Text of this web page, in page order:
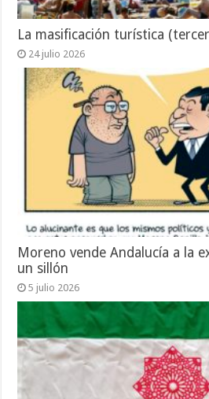
La masificación turística
24 julio 2026
Moreno vende Andalucía a la
un sillón
5 julio 2026